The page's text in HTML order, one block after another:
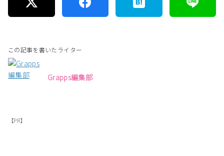
この記事を書いたライター
Grapps編集部
【PR】